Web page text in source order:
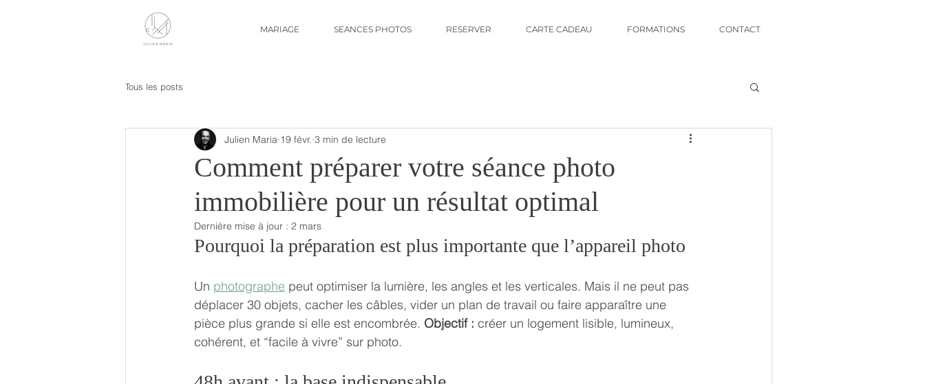
MARIAGE SEANCES PHOTOS RESERVER CARTE CADEAU FORMATIONS CONTACT
Tous les posts
Comment préparer votre séance photo
immobilière pour un résultat optimal
Julien Maria 19 févr. 3 min de lecture
Dernière mise à jour : 2 mars
Pourquoi la préparation est plus importante que l’appareil photo
Un photographe peut optimiser la lumière, les angles et les verticales. Mais il ne peut pas
déplacer 30 objets, cacher les câbles, vider un plan de travail ou faire apparaître une
pièce plus grande si elle est encombrée. Objectif : créer un logement lisible, lumineux,
cohérent, et “facile à vivre” sur photo.